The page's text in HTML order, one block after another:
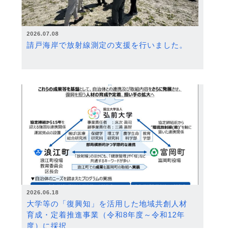
2026.07.08
請戸海岸で放射線測定の支援を行いました。
2026.06.18
大学等の「復興知」を活用した地域共創人材
育成・定着推進事業（令和8年度～令和12年
度）に採択